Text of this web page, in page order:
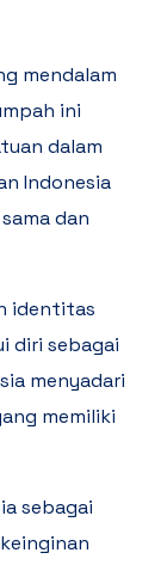
mendalam
ini
dalam
Indonesia
dan
identitas
diri sebagai
menyadari
memiliki
sebagai